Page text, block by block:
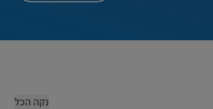
נקה הכל